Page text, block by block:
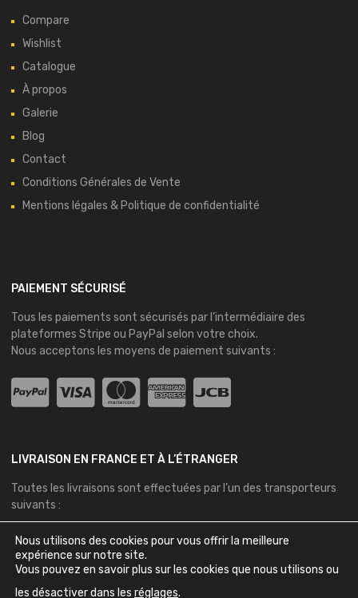
Compare
Wishlist
Catalogue
À propos
Galerie
Blog
Contact
Conditions Générales de Vente
Mentions légales & Politique de confidentialité
PAIEMENT SÉCURISÉ
Tous les paiements sont sécurisés par l’intermédiaire des
plateformes Stripe ou PayPal selon votre choix.
Nous acceptons les moyens de paiement suivants :
LIVRAISON EN FRANCE ET À L’ÉTRANGER
Toutes les livraisons sont effectuées par l’un des transporteurs
suivants :
Nous utilisons des cookies pour vous offrir la meilleure
expérience sur notre site.
Vous pouvez en savoir plus sur les cookies que nous utilisons ou
les désactiver dans les réglages.